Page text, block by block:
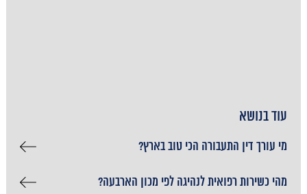
עוד בנושא
מי עורך דין התעבורה הכי טוב בארץ?
מהי כשירות רפואית לנהיגה לפי מכון הארבעה?